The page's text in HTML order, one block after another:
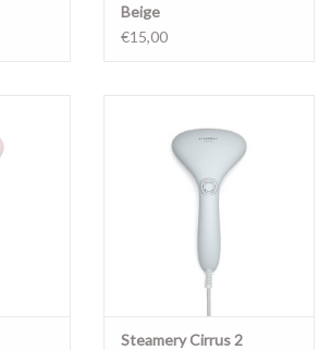
Beige
€15,00
Steamery Cirrus 2